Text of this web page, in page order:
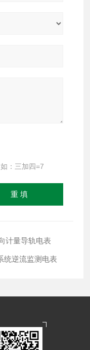
：三加四=7
计量导轨电表
统逆流监测电表